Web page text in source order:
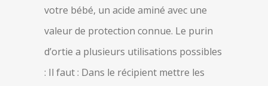
votre bébé, un acide aminé avec une
valeur de protection connue. Le purin
d’ortie a plusieurs utilisations possibles
: Il faut : Dans le récipient mettre les